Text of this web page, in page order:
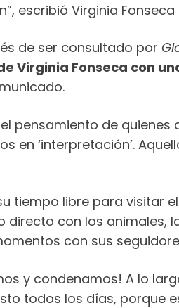
escribió Virginia
de ser consultado por
Virginia Fonseca con
pensamiento de
en ‘interpretación’.
tiempo libre para visitar
con los animales,
con sus
y condenamos! A lo
todos los días, porque